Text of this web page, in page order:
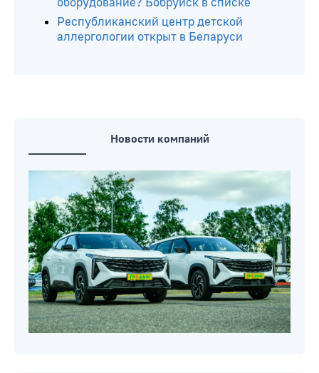
Республиканский центр детской
аллергологии открыт в Беларуси
Новости компаний